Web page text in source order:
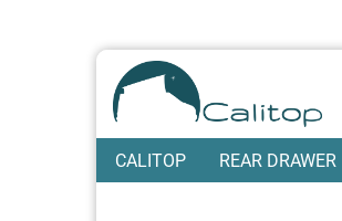
CALITOP REAR DRAWER